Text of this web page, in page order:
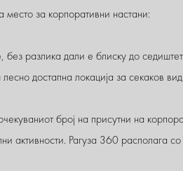
за корпоративни настани:
разлика дали е блиску до
достапна локација за секаков
број на присутни на
активности. Рагуза 360 располага